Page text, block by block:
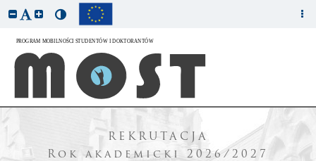
REKRUTACJA
Rok akademicki 2026/2027